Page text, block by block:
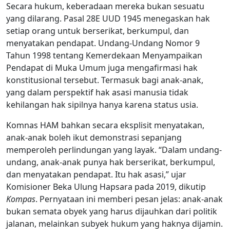
Secara hukum, keberadaan mereka bukan sesuatu
yang dilarang. Pasal 28E UUD 1945 menegaskan hak
setiap orang untuk berserikat, berkumpul, dan
menyatakan pendapat. Undang-Undang Nomor 9
Tahun 1998 tentang Kemerdekaan Menyampaikan
Pendapat di Muka Umum juga mengafirmasi hak
konstitusional tersebut. Termasuk bagi anak-anak,
yang dalam perspektif hak asasi manusia tidak
kehilangan hak sipilnya hanya karena status usia.
Komnas HAM bahkan secara eksplisit menyatakan,
anak-anak boleh ikut demonstrasi sepanjang
memperoleh perlindungan yang layak. “Dalam undang-
undang, anak-anak punya hak berserikat, berkumpul,
dan menyatakan pendapat. Itu hak asasi,” ujar
Komisioner Beka Ulung Hapsara pada 2019, dikutip
Kompas. Pernyataan ini memberi pesan jelas: anak-anak
bukan semata obyek yang harus dijauhkan dari politik
jalanan, melainkan subyek hukum yang haknya dijamin.